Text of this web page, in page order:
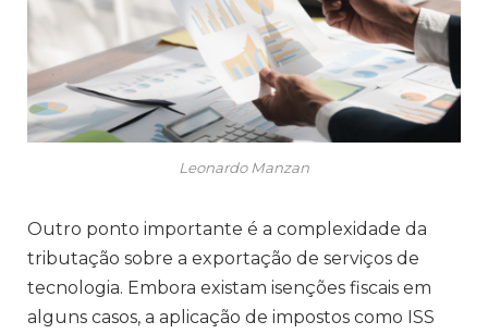
Leonardo Manzan
Outro ponto importante é a complexidade da
tributação sobre a exportação de serviços de
tecnologia. Embora existam isenções fiscais em
alguns casos, a aplicação de impostos como ISS